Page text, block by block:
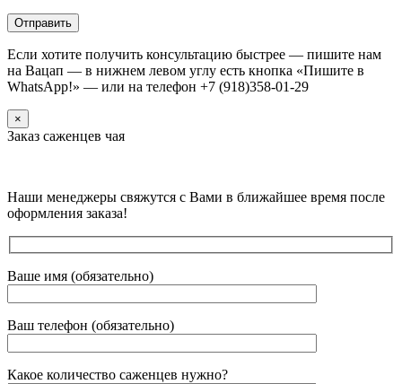
Если хотите получить консультацию быстрее — пишите нам
на Вацап — в нижнем левом углу есть кнопка «Пишите в
WhatsApp!» — или на телефон +7 (918)358-01-29
×
Заказ саженцев чая
Наши менеджеры свяжутся с Вами в ближайшее время после
оформления заказа!
Ваше имя (обязательно)
Ваш телефон (обязательно)
Какое количество саженцев нужно?